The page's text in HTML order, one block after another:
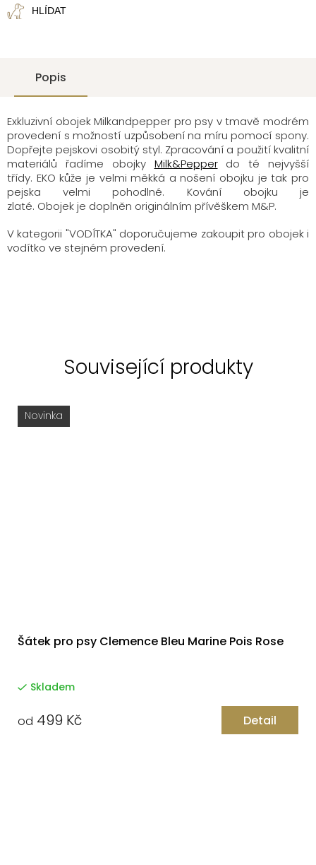
HLÍDAT
Související produkty
Novinka
Šátek pro psy Clemence Bleu Marine Pois Rose
Skladem
od 499 Kč Detail
Popis
Exkluzivní obojek Milkandpepper pro psy v tmavě modrém
provedení s možností uzpůsobení na míru pomocí spony.
Dopřejte pejskovi osobitý styl. Zpracování a použití kvalitní
materiálů řadíme obojky Milk&Pepperdo té nejvyšší
třídy. EKO kůže je velmi měkká a nošení obojku je tak pro
pejska velmi pohodlné. Kování obojku je
zlaté. Obojek je doplněn originálním přívěškem M&P.
V kategorii "VODÍTKA" doporučujeme zakoupit pro obojek i
vodítko ve stejném provedení.